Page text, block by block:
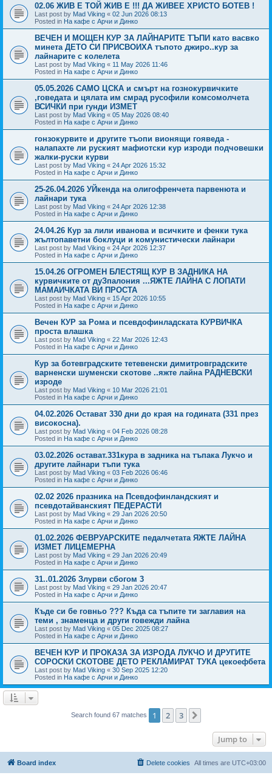
02.06 ЖИВ Е ТОЙ ЖИВ Е !!! ДА ЖИВЕЕ ХРИСТО БОТЕВ !
Last post by Mad Viking « 02 Jun 2026 08:13
Posted in На кафе с Арчи и Динко
ВЕЧЕН И МОЩЕН КУР ЗА ЛАЙНАРИТЕ ТЪПИ като васвко
минета ДЕТО СИ ПРИСВОИХА тъпото джиро..кур за
лайнарите с колелета
Last post by Mad Viking « 11 May 2026 11:46
Posted in На кафе с Арчи и Динко
05.05.2026 САМО ЦСКА и смърт на гознокурвичките
,говедата и цялата им смрад русофили комсомолчета
ВСИЧКИ при гунди ИЗМЕТ
Last post by Mad Viking « 05 May 2026 08:40
Posted in На кафе с Арчи и Динко
гонзокурвите и другите тъопи вионящи гояведа -
налапахте ли руският мафиотски кур изроди подчовешки
жалки-руски курви
Last post by Mad Viking « 24 Apr 2026 15:32
Posted in На кафе с Арчи и Динко
25-26.04.2026 УЙкенда на олигофренчета парвенюта и
лайнари тука
Last post by Mad Viking « 24 Apr 2026 12:38
Posted in На кафе с Арчи и Динко
24.04.26 Кур за лили иванова и всичките и фенки тука
жълтопаветни боклуци и комунистически лайнари
Last post by Mad Viking « 24 Apr 2026 12:37
Posted in На кафе с Арчи и Динко
15.04.26 ОГРОМЕН БЛЕСТЯЩ КУР В ЗАДНИКА НА
курвичките от дуЗпалония ...ЯЖТЕ ЛАЙНА С ЛОПАТИ
МАМАИЧКАТА ВИ ПРОСТА
Last post by Mad Viking « 15 Apr 2026 10:55
Posted in На кафе с Арчи и Динко
Вечен КУР за Рома и псевдофинладската КУРВИЧКА
проста влашка
Last post by Mad Viking « 22 Mar 2026 12:43
Posted in На кафе с Арчи и Динко
Кур за ботевградските тетевенски димитровградските
варненски шуменски скотове ..яжте лайна РАДНЕВСКИ
изроде
Last post by Mad Viking « 10 Mar 2026 21:01
Posted in На кафе с Арчи и Динко
04.02.2026 Остават 330 дни до края на годината (331 през
високосна).
Last post by Mad Viking « 04 Feb 2026 08:28
Posted in На кафе с Арчи и Динко
03.02.2026 остават.331кура в задника на тъпака Лукчо и
другите лайнари тъпи тука
Last post by Mad Viking « 03 Feb 2026 06:46
Posted in На кафе с Арчи и Динко
02.02 2026 празника на Псевдофинландският и
псевдотайванският ПЕДЕРАСТИ
Last post by Mad Viking « 29 Jan 2026 20:50
Posted in На кафе с Арчи и Динко
01.02.2026 ФЕВРУАРСКИТЕ педалчетата ЯЖТЕ ЛАЙНА
ИЗМЕТ ЛИЦЕМЕРНА
Last post by Mad Viking « 29 Jan 2026 20:49
Posted in На кафе с Арчи и Динко
31..01.2026 Злурви сбогом 3
Last post by Mad Viking « 29 Jan 2026 20:47
Posted in На кафе с Арчи и Динко
Къде си бе говньо ??? Къда са тъпите ти заглавия на
теми , знаменца и други говежди лайна
Last post by Mad Viking « 05 Dec 2025 08:27
Posted in На кафе с Арчи и Динко
ВЕЧЕН КУР И ПРОКАЗА ЗА ИЗРОДА ЛУКЧО И ДРУГИТЕ
СОРОСКИ СКОТОВЕ ДЕТО РЕКЛАМИРАТ ТУКА цекоефбета
Last post by Mad Viking « 30 Sep 2025 12:20
Posted in На кафе с Арчи и Динко
Search found 67 matches 1 2 3
Jump to
Board index All times are UTC+03:00
Delete cookies